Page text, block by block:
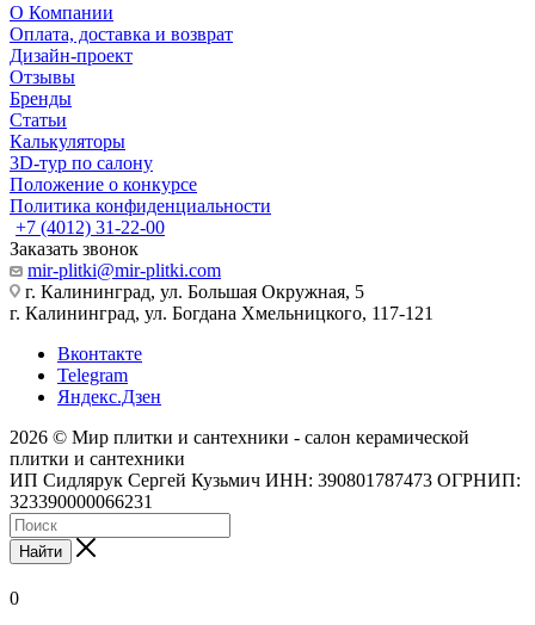
О Компании
Оплата, доставка и возврат
Дизайн-проект
Отзывы
Бренды
Статьи
Калькуляторы
3D-тур по салону
Положение о конкурсе
Политика конфиденциальности
+7 (4012) 31-22-00
Заказать звонок
mir-plitki@mir-plitki.com
г. Калининград, ул. Большая Окружная, 5
г. Калининград, ул. Богдана Хмельницкого, 117-121
Вконтакте
Telegram
Яндекс.Дзен
2026 © Мир плитки и сантехники - салон керамической
плитки и сантехники
ИП Сидлярук Сергей Кузьмич ИНН: 390801787473 ОГРНИП:
323390000066231
Найти
0